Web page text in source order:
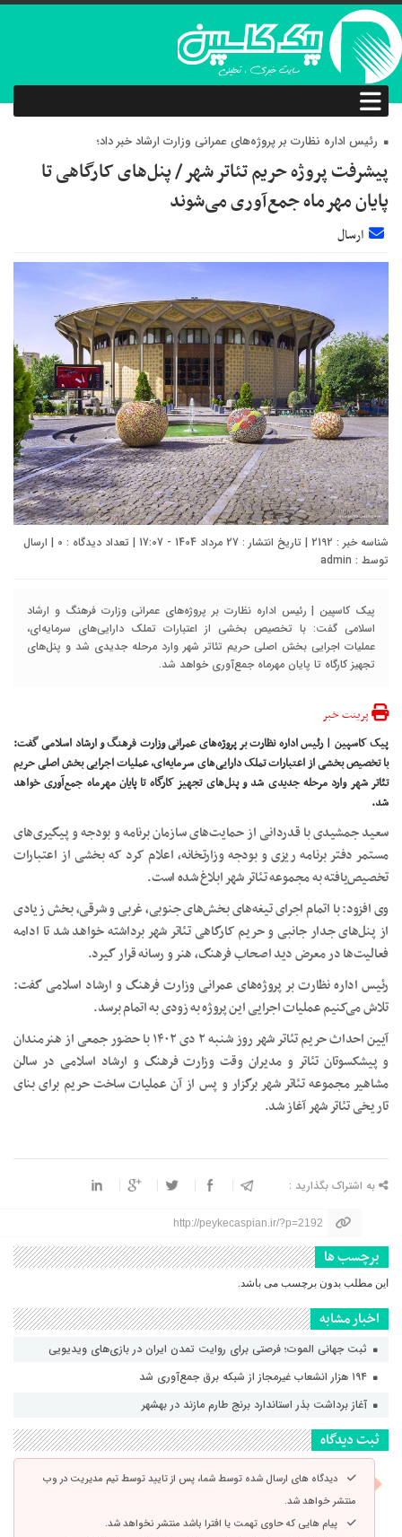
رئیس اداره نظارت بر پروژه‌های عمرانی وزارت ارشاد خبر داد؛
پیشرفت پروژه حریم تئاتر شهر / پنل‌های کارگاهی تا
پایان مهرماه جمع‌آوری می‌شوند
ارسال
شناسه خبر : 2192 | تاریخ انتشار : 27 مرداد 1404 - 17:07 | تعداد دیدگاه : 0 | ارسال
توسط : admin
پیک کاسپین | رئیس اداره نظارت بر پروژه‌های عمرانی وزارت فرهنگ و ارشاد
اسلامی گفت: با تخصیص بخشی از اعتبارات تملک دارایی‌های سرمایه‌ای،
عملیات اجرایی بخش اصلی حریم تئاتر شهر وارد مرحله جدیدی شد و پنل‌های
تجهیز کارگاه تا پایان مهرماه جمع‌آوری خواهد شد.
پرینت خبر
پیک کاسپین | رئیس اداره نظارت بر پروژه‌های عمرانی وزارت فرهنگ و ارشاد اسلامی گفت:
با تخصیص بخشی از اعتبارات تملک دارایی‌های سرمایه‌ای، عملیات اجرایی بخش اصلی حریم
تئاتر شهر وارد مرحله جدیدی شد و پنل‌های تجهیز کارگاه تا پایان مهرماه جمع‌آوری خواهد
شد.
سعید جمشیدی با قدردانی از حمایت‌های سازمان برنامه و بودجه و پیگیری‌های
مستمر دفتر برنامه ریزی و بودجه وزارتخانه، اعلام کرد که بخشی از اعتبارات
تخصیص‌یافته به مجموعه تئاتر شهر ابلاغ شده است.
وی افزود: با اتمام اجرای تیغه‌های بخش‌های جنوبی، غربی و شرقی، بخش زیادی
از پنل‌های جدار جانبی و حریم کارگاهی تئاتر شهر برداشته خواهد شد تا ادامه
فعالیت‌ها در معرض دید اصحاب فرهنگ، هنر و رسانه قرار گیرد.
رئیس اداره نظارت بر پروژه‌های عمرانی وزارت فرهنگ و ارشاد اسلامی گفت:
تلاش می‌کنیم عملیات اجرایی این پروژه به زودی به اتمام برسد.
آیین احداث حریم تئاتر شهر روز شنبه ۲ دی ۱۴۰۲ با حضور جمعی از هنرمندان
و پیشکسوتان تئاتر و مدیران وقت وزارت فرهنگ و ارشاد اسلامی در سالن
مشاهیر مجموعه تئاتر شهر برگزار و پس از آن عملیات ساخت حریم برای بنای
تاریخی تئاتر شهر آغاز شد.
به اشتراک بگذارید :
http://peykecaspian.ir/?p=2192
برچسب ها
این مطلب بدون برچسب می باشد.
اخبار مشابه
ثبت جهانی الموت؛ فرصتی برای روایت تمدن ایران در بازی‌های ویدیویی
آغاز برداشت بذر استاندارد برنج طارم مازند در بهشهر
ثبت دیدگاه
دیدگاه های ارسال شده توسط شما، پس از تایید توسط تیم مدیریت در وب
منتشر خواهد شد.
پیام هایی که حاوی تهمت یا افترا باشد منتشر نخواهد شد.